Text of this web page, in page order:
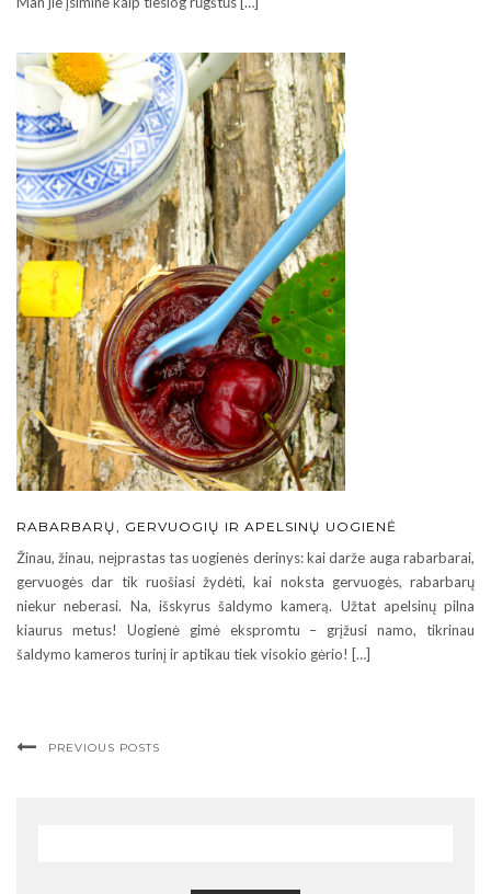
RABARBARŲ, GERVUOGIŲ IR APELSINŲ UOGIENĖ
Žinau, žinau, neįprastas tas uogienės derinys: kai darže auga rabarbarai,
gervuogės dar tik ruošiasi žydėti, kai noksta gervuogės, rabarbarų
niekur neberasi. Na, išskyrus šaldymo kamerą. Užtat apelsinų pilna
kiaurus metus! Uogienė gimė ekspromtu – grįžusi namo, tikrinau
šaldymo kameros turinį ir aptikau tiek visokio gėrio! […]
PREVIOUS POSTS